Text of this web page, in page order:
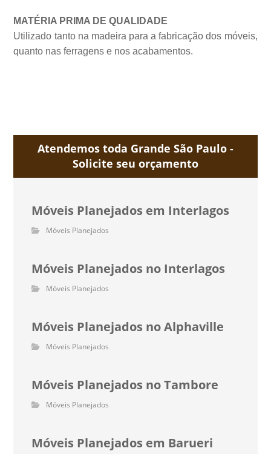
MATÉRIA PRIMA DE QUALIDADE
Utilizado tanto na madeira para a fabricação dos móveis,
quanto nas ferragens e nos acabamentos.
Atendemos toda Grande São Paulo -
Solicite seu orçamento
Móveis Planejados em Interlagos
Móveis Planejados
Móveis Planejados no Interlagos
Móveis Planejados
Móveis Planejados no Alphaville
Móveis Planejados
Móveis Planejados no Tambore
Móveis Planejados
Móveis Planejados em Barueri